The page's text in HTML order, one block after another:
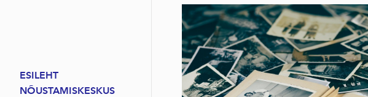
ESILEHT
NÕUSTAMISKESKUS